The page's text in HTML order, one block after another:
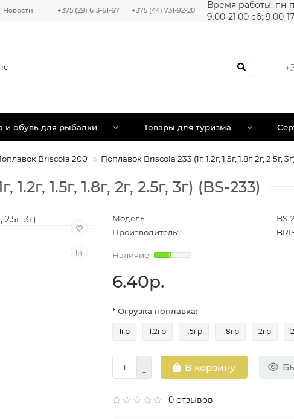
Новости +375 (29) 613-61-67 +375 (44) 731-92-20
Время работы: пн-
9.00-21.00 сб: 9.00-
и обувь для рыбалки Товары для туризма
Briscola 200 Поплавок Briscola 233 (1г, 1.2г, 1.5г, 1.8г, 2г, 2.5г, 3г)
1.5г, 1.8г, 2г, 2.5г, 3г) (BS-233)
Модель:
BS-
Производитель:
6.40р.
* Огрузка поплавка:
1гр 1.2гр 1.5гр 1.8гр 2гр
В корзину
0 отзывов